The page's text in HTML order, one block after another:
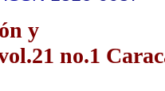
y
no.1